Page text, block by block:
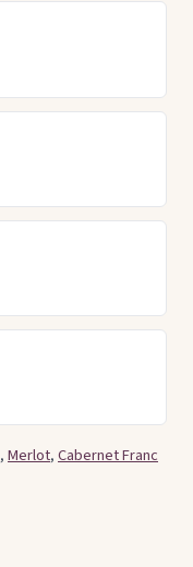
,Merlot,Cabernet Franc